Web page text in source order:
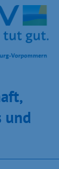
und